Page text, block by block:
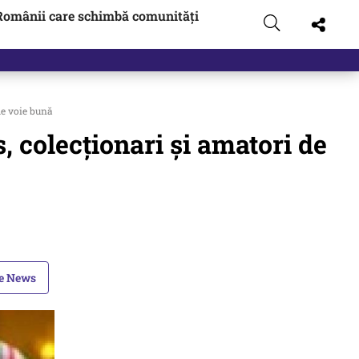
care schimbă comunități
voie bună
colecționari și amatori de
News